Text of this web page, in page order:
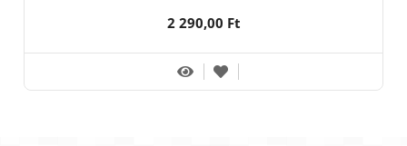
2 290,00 Ft